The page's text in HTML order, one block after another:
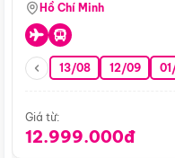
Hồ Chí Minh
13/08 12/09
Giá từ:
12.999.000đ